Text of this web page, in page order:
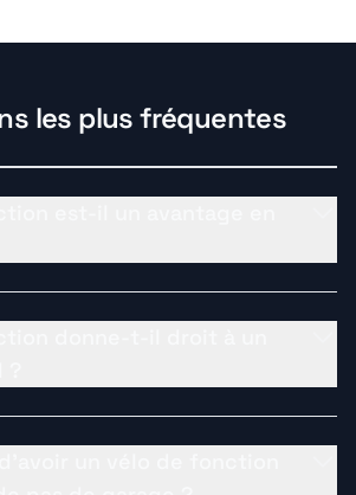
les plus fréquentes